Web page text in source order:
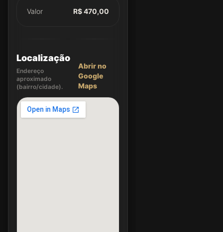
Valor R$ 470,00
Localização
Endereço
aproximado
(bairro/cidade).
Abrir no
Google
Maps